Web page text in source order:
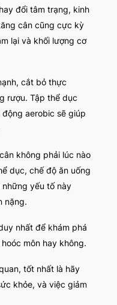
đổi tâm trạng, kinh
cân cũng cực kỳ
lại và khối lượng cơ
cắt bỏ thực
rượu. Tập thể dục
aerobic sẽ giúp
không phải lúc nào
dục, chế độ ăn uống
những yếu tố này
nặng.
nhất để khám phá
môn hay không.
tốt nhất là hãy
khỏe, và việc giảm